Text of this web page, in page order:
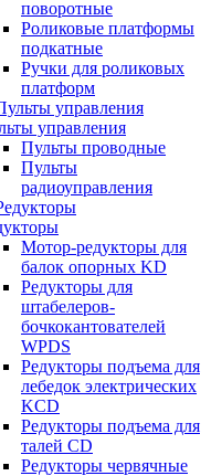
поворотные
Роликовые платформы
подкатные
Ручки для роликовых
платформ
управления
Пульты проводные
Пульты
радиоуправления
Мотор-редукторы для
балок опорных KD
Редукторы для
штабелеров-
бочкокантователей
WPDS
Редукторы подъема для
лебедок электрических
KCD
Редукторы подъема для
талей CD
Редукторы червячные